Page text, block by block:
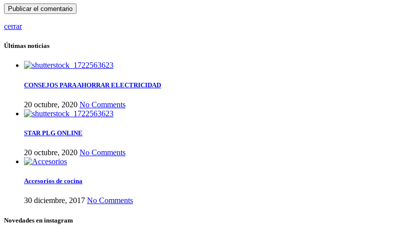
cerrar
Últimas noticias
CONSEJOS PARA AHORRAR ELECTRICIDAD
20 octubre, 2020 No Comments
STAR PLG ONLINE
20 octubre, 2020 No Comments
Accesorios de cocina
30 diciembre, 2017 No Comments
Novedades en instagram